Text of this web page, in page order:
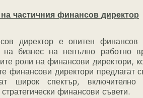
частичния финансов директор
на бизнес на непълно работно
роли на финансови директори,
финансови директори предлагат
широк спектър,
финансови съвети.